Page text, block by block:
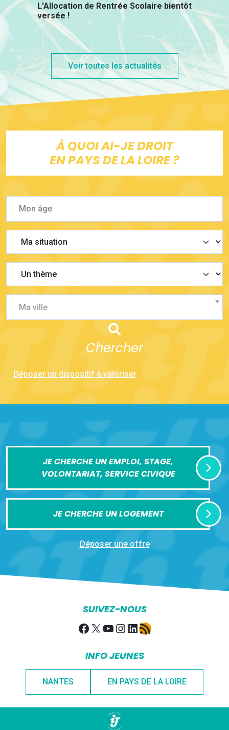
L'Allocation de Rentrée Scolaire bientôt
versée !
Voir toutes les actualités
À QUOI AI-JE DROIT
EN PAYS DE LA LOIRE ?
Ma ville
Chercher
Déposer un dispositif à valoriser
JE CHERCHE UN EMPLOI, STAGE,
VOLONTARIAT, SERVICE CIVIQUE
JE CHERCHE UN LOGEMENT
Déposer une offre
SUIVEZ-NOUS
Facebook
X YouTube
Instagram
LinkedIn
Flux RSS
INFO JEUNES
NANTES EN PAYS DE LA LOIRE